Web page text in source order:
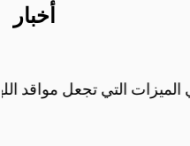
أخبار
تدفئة موفرة للطاقة؟